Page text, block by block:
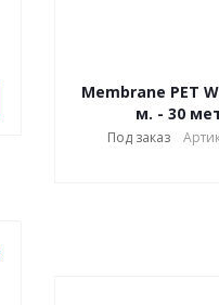
Membrane PET
м. - 30
Под заказ